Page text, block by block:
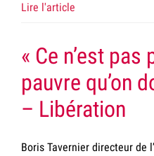
Lire l'article
« Ce n’est pas
pauvre qu’on
– Libération
Boris Tavernier directeur de